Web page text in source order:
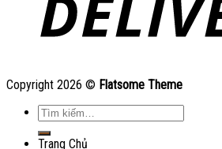
Copyright 2026 © Flatsome Theme
Tìm
kiếm:
Trang Chủ